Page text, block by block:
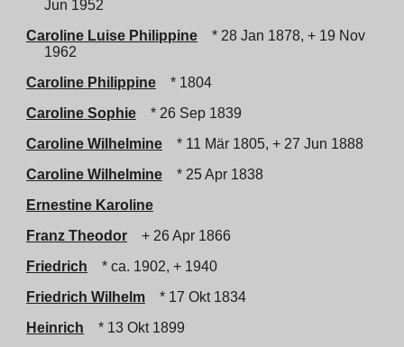
Jun 1952
Caroline Luise Philippine
* 28 Jan 1878, + 19 Nov
1962
Caroline Philippine
* 1804
Caroline Sophie
* 26 Sep 1839
Caroline Wilhelmine
* 11 Mär 1805, + 27 Jun 1888
Caroline Wilhelmine
* 25 Apr 1838
Ernestine Karoline
Franz Theodor
+ 26 Apr 1866
Friedrich
* ca. 1902, + 1940
Friedrich Wilhelm
* 17 Okt 1834
Heinrich
* 13 Okt 1899